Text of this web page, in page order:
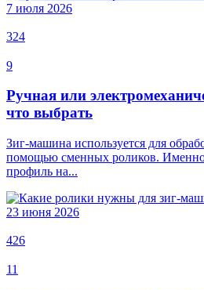
7 июля 2026
324
9
Ручная или
что выбрать
Зиг-машина используется для
помощью сменных роликов.
профиль на...
23 июня 2026
426
11